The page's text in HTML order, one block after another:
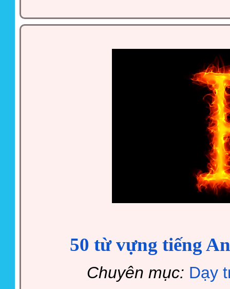
50 từ vựng tiếng
Chuyên mục: Dạy